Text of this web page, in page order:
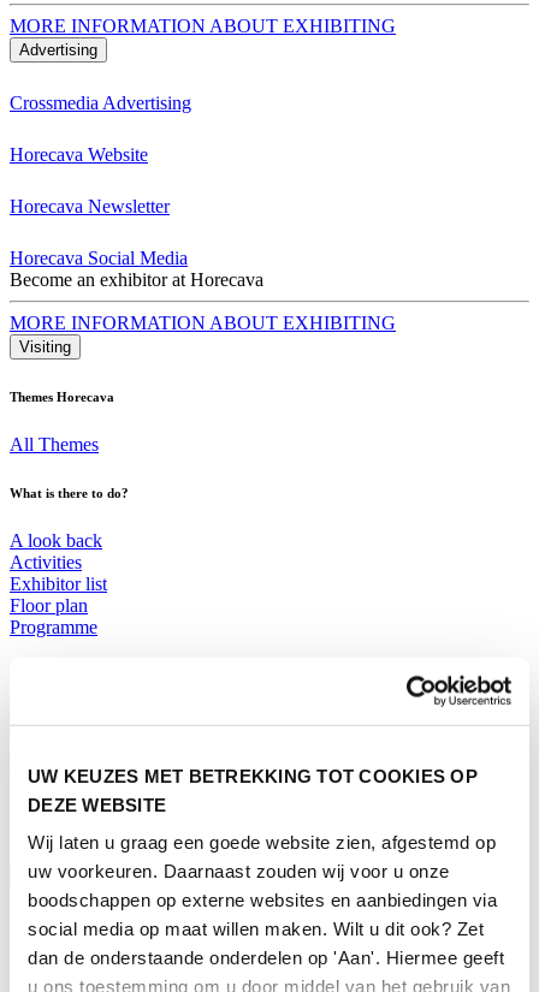
UW KEUZES MET BETREKKING TOT COOKIES OP
DEZE WEBSITE
Wij laten u graag een goede website zien, afgestemd op
uw voorkeuren. Daarnaast zouden wij voor u onze
boodschappen op externe websites en aanbiedingen via
social media op maat willen maken. Wilt u dit ook? Zet
dan de onderstaande onderdelen op 'Aan'. Hiermee geeft
u ons toestemming om u door middel van het gebruik van
MORE INFORMATION ABOUT EXHIBITING
Advertising
Crossmedia Advertising
Horecava Website
Horecava Newsletter
Horecava Social Media
Become an exhibitor at Horecava
MORE INFORMATION ABOUT EXHIBITING
Visiting
Themes Horecava
All Themes
What is there to do?
A look back
Activities
Exhibitor list
Floor plan
Programme
Tickets
How to reach Horecava
FAQ
Get your tickets for Horecava
TICKETS HORECAVA
Visitor Information
About Horecava